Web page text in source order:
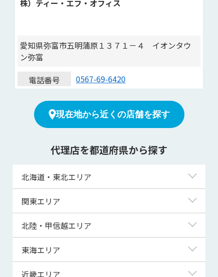
株）ティー・エフ・オフィス
愛知県弥富市五明蒲原１３７１－４ イオンタウ
ン弥富
電話番号
0567-69-6420
現在地から近くの店舗を探す
代理店を都道府県から探す
北海道・東北エリア
北海道
青森県
宮城県
関東エリア
東京都
神奈川県
埼玉県
北陸・甲信越エリア
新潟県
富山県
東海エリア
岐阜県
近畿エリア